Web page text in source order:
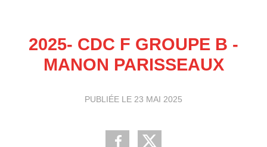
2025- CDC F GROUPE B -
MANON PARISSEAUX
PUBLIÉE LE 23 MAI 2025